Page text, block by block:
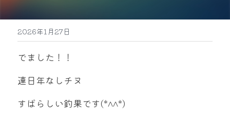
グッズ販売
駐車場
お問い合わせ
0597-32-0573
2026年1月27日
でました！！
連日年なしチヌ
すばらしい釣果です(*^^*)